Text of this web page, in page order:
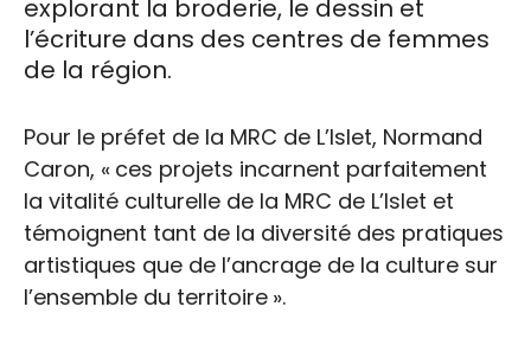
explorant la broderie, le dessin et
l’écriture dans des centres de femmes
de la région.
Pour le préfet de la MRC de L’Islet, Normand
Caron, « ces projets incarnent parfaitement
la vitalité culturelle de la MRC de L’Islet et
témoignent tant de la diversité des pratiques
artistiques que de l’ancrage de la culture sur
l’ensemble du territoire ».